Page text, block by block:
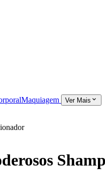
Maquiagem Ver Mais